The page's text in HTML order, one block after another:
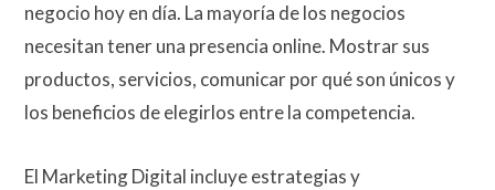
negocio hoy en día. La mayoría de los negocios
necesitan tener una presencia online. Mostrar sus
productos, servicios, comunicar por qué son únicos y
los beneficios de elegirlos entre la competencia.
El Marketing Digital incluye estrategias y